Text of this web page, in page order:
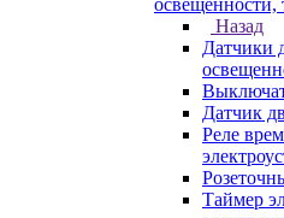
освещенности,
Назад
Датчики
Датчик
Реле
Таймер